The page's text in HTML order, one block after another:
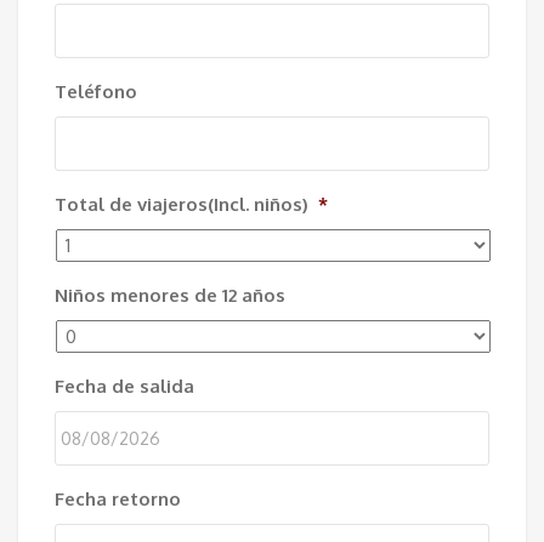
Teléfono
Total de viajeros(Incl. niños) *
Niños menores de 12 años
Fecha de salida
DD
slash
Fecha retorno